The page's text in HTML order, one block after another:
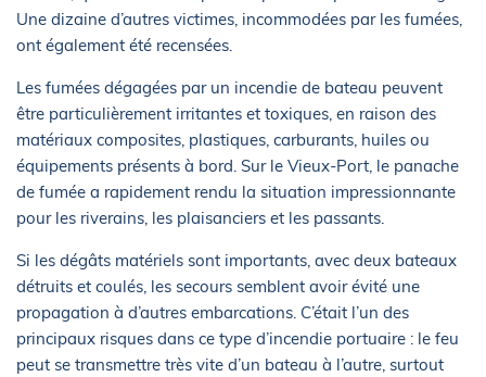
Une dizaine d’autres victimes, incommodées par les fumées,
ont également été recensées.
Les fumées dégagées par un incendie de bateau peuvent
être particulièrement irritantes et toxiques, en raison des
matériaux composites, plastiques, carburants, huiles ou
équipements présents à bord. Sur le Vieux-Port, le panache
de fumée a rapidement rendu la situation impressionnante
pour les riverains, les plaisanciers et les passants.
Si les dégâts matériels sont importants, avec deux bateaux
détruits et coulés, les secours semblent avoir évité une
propagation à d’autres embarcations. C’était l’un des
principaux risques dans ce type d’incendie portuaire : le feu
peut se transmettre très vite d’un bateau à l’autre, surtout